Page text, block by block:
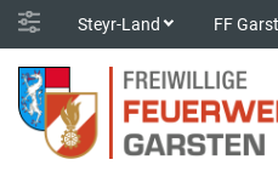
Steyr-Land FF